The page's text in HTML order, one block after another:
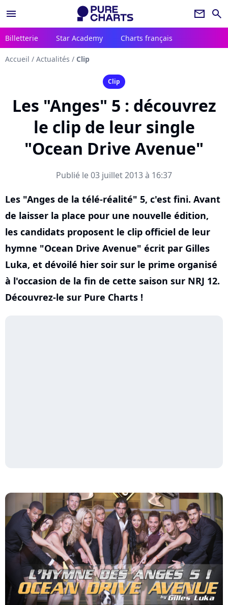
menu newsletter search
Billetterie Star Academy Charts français
Accueil / Actualités / Clip
Clip
Les "Anges" 5 : découvrez
le clip de leur single
"Ocean Drive Avenue"
Publié le 03 juillet 2013 à 16:37
Les "Anges de la télé-réalité" 5, c'est fini. Avant
de laisser la place pour une nouvelle édition,
les candidats proposent le clip officiel de leur
hymne "Ocean Drive Avenue" écrit par Gilles
Luka, et dévoilé hier soir sur le prime organisé
à l'occasion de la fin de cette saison sur NRJ 12.
Découvrez-le sur Pure Charts !